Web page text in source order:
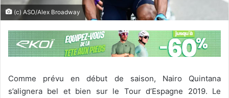
(c) ASO/Alex Broadway
Comme prévu en début de saison, Nairo Quintana
s’alignera bel et bien sur le Tour d’Espagne 2019. Le